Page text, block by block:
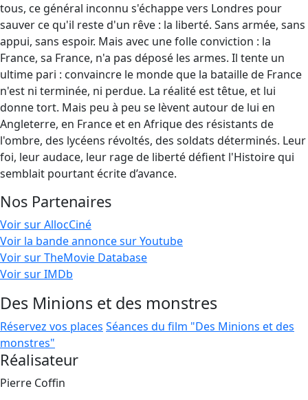
tous, ce général inconnu s'échappe vers Londres pour
sauver ce qu'il reste d'un rêve : la liberté. Sans armée, sans
appui, sans espoir. Mais avec une folle conviction : la
France, sa France, n'a pas déposé les armes. Il tente un
ultime pari : convaincre le monde que la bataille de France
n'est ni terminée, ni perdue. La réalité est têtue, et lui
donne tort. Mais peu à peu se lèvent autour de lui en
Angleterre, en France et en Afrique des résistants de
l'ombre, des lycéens révoltés, des soldats déterminés. Leur
foi, leur audace, leur rage de liberté défient l'Histoire qui
semblait pourtant écrite d’avance.
Nos Partenaires
Voir sur AllocCiné
Voir la bande annonce sur Youtube
Voir sur TheMovie Database
Voir sur IMDb
Des Minions et des monstres
Réservez vos places Séances du film "Des Minions et des
monstres"
Réalisateur
Pierre Coffin